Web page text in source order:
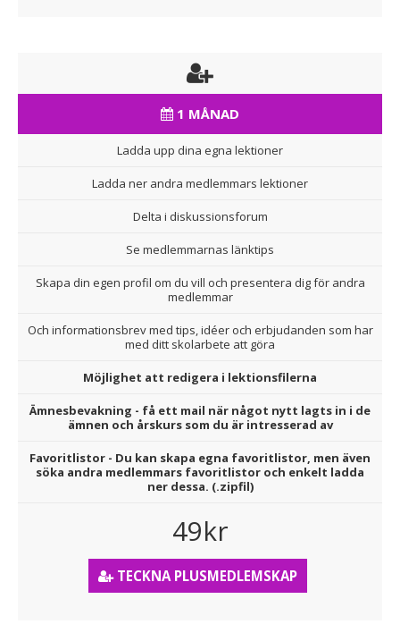
1 MÅNAD
Ladda upp dina egna lektioner
Ladda ner andra medlemmars lektioner
Delta i diskussionsforum
Se medlemmarnas länktips
Skapa din egen profil om du vill och presentera dig för andra
medlemmar
Och informationsbrev med tips, idéer och erbjudanden som har
med ditt skolarbete att göra
Möjlighet att redigera i lektionsfilerna
Ämnesbevakning - få ett mail när något nytt lagts in i de
ämnen och årskurs som du är intresserad av
Favoritlistor - Du kan skapa egna favoritlistor, men även
söka andra medlemmars favoritlistor och enkelt ladda
ner dessa. (.zipfil)
49kr
TECKNA PLUSMEDLEMSKAP